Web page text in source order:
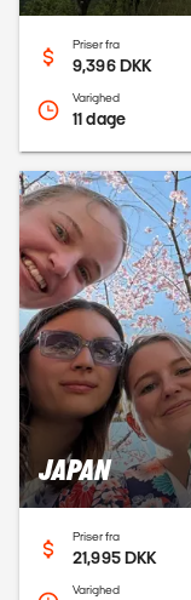
Priser fra
9,396 DKK
Varighed
11 dage
JAPAN
Priser fra
21,995 DKK
Varighed